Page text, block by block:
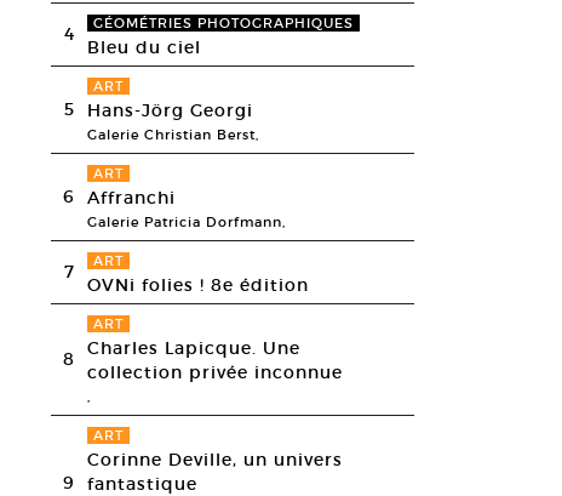
4 GÉOMÉTRIES PHOTOGRAPHIQUES
Bleu du ciel
5
ART
Hans-Jörg Georgi
Galerie Christian Berst,
6
ART
Affranchi
Galerie Patricia Dorfmann,
7 ART
OVNi folies ! 8e édition
8
ART
Charles Lapicque. Une
collection privée inconnue
,
9
ART
Corinne Deville, un univers
fantastique